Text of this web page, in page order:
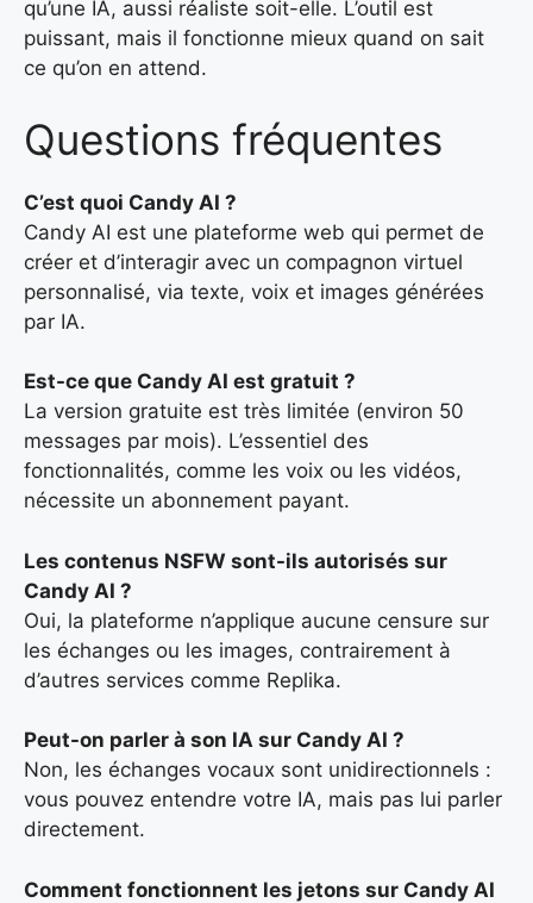
qu’une IA, aussi réaliste soit-elle. L’outil est
puissant, mais il fonctionne mieux quand on sait
ce qu’on en attend.
Questions fréquentes
C’est quoi Candy AI ?
Candy AI est une plateforme web qui permet de
créer et d’interagir avec un compagnon virtuel
personnalisé, via texte, voix et images générées
par IA.
Est-ce que Candy AI est gratuit ?
La version gratuite est très limitée (environ 50
messages par mois). L’essentiel des
fonctionnalités, comme les voix ou les vidéos,
nécessite un abonnement payant.
Les contenus NSFW sont-ils autorisés sur
Candy AI ?
Oui, la plateforme n’applique aucune censure sur
les échanges ou les images, contrairement à
d’autres services comme Replika.
Peut-on parler à son IA sur Candy AI ?
Non, les échanges vocaux sont unidirectionnels :
vous pouvez entendre votre IA, mais pas lui parler
directement.
Comment fonctionnent les jetons sur Candy AI